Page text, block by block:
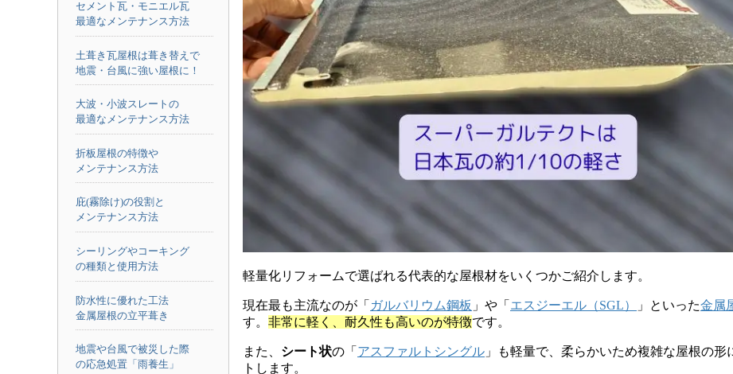
セメント瓦・モニエル瓦
最適なメンテナンス方法
土葺き瓦屋根は葺き替えで
地震・台風に強い屋根に！
大波・小波スレートの
最適なメンテナンス方法
折板屋根の特徴や
メンテナンス方法
庇(霧除け)の役割と
メンテナンス方法
シーリングやコーキング
の種類と使用方法
防水性に優れた工法
金属屋根の立平葺き
地震や台風で被災した際
の応急処置「雨養生」
軽量化リフォームで選ばれる代表的な屋根材をいくつかご紹介します。
現在最も主流なのが「 ガルバリウム鋼板 」や「 エスジーエル（SGL） 」といった金属
す。 非常に軽く、耐久性も高いのが特徴です。
また、 シート状の「 アスファルトシングル 」も軽量で、柔らかいため複雑な屋根の形
トします。